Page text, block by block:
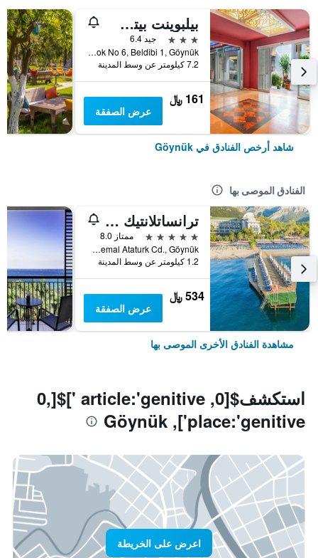
بيلبوينت بيتش هوتل
3 نجوم
جيد 6.4
Ataturk Cad 18. Sok No 6, Beldibi 1, Göynük, تركيا
7.2 كيلومتر عن وسط المدينة
161 ﷼
عرض الصفقة
شاهد أرخص الفنادق في Göynük
الفنادق الموصى بها
ترانساتلانتيك هوتل آند سبا - اولتر سعر امل جميع الخدمات
5 نجوم
ممتاز 8.0
Goynuk Mah G. Mustafa Kemal Ataturk Cd., Göynük, تركيا
1.2 كيلومتر عن وسط المدينة
534 ﷼
عرض الصفقة
مشاهدة الفنادق الأخرى الموصى بها
استكشف$[0, article:'genitive ']$[0,
place:'genitive'], Göynük
اعرض على الخريطة